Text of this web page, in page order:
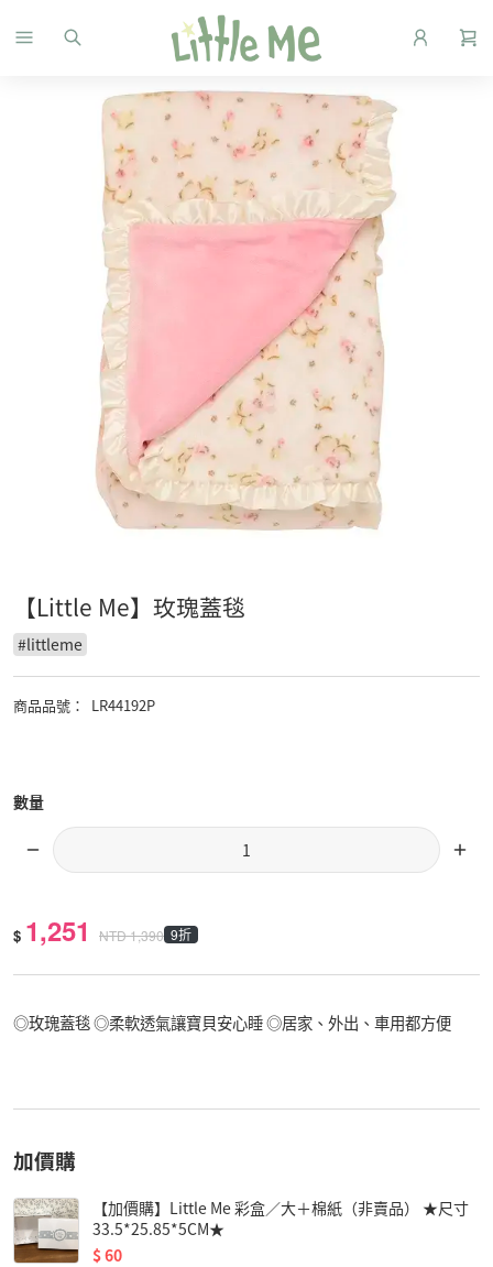
【Little Me】玫瑰蓋毯
#littleme
商品品號 ： LR44192P
數量
$ 1,251 NTD1,390 9折
◎玫瑰蓋毯 ◎柔軟透氣讓寶貝安心睡 ◎居家、外出、車用都方便
加價購
【加價購】Little Me 彩盒／大＋棉紙（非賣品） ★尺寸
33.5*25.85*5CM★
$60